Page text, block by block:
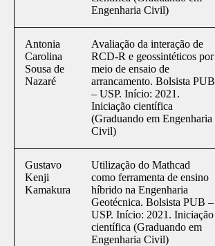
Engenharia Civil)
Antonia
Carolina
Sousa de
Nazaré
Avaliação da interação de
RCD-R e geossintéticos por
meio de ensaio de
arrancamento. Bolsista PUB
– USP. Início: 2021.
Iniciação científica
(Graduando em Engenharia
Civil)
Gustavo
Kenji
Kamakura
Utilização do Mathcad
como ferramenta de ensino
híbrido na Engenharia
Geotécnica. Bolsista PUB –
USP. Início: 2021. Iniciação
científica (Graduando em
Engenharia Civil)